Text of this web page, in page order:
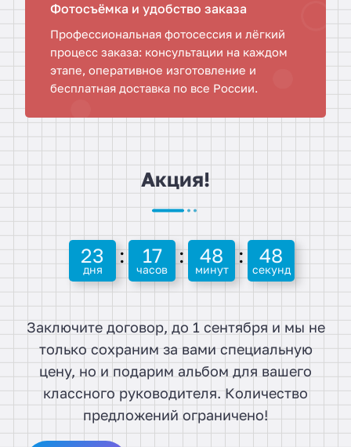
Фотосъёмка и удобство заказа
Профессиональная фотосессия и лёгкий
процесс заказа: консультации на каждом
этапе, оперативное изготовление и
бесплатная доставка по все России.
Акция!
23 17 48 47
Заключите договор, до 1 сентября и мы не
только сохраним за вами специальную
цену, но и подарим альбом для вашего
классного руководителя. Количество
предложений ограничено!